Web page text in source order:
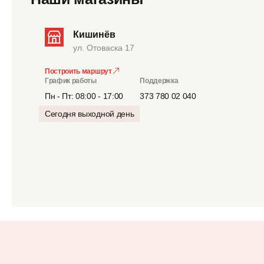
Кишинёв
ул. Отоваска 17
Построить маршрут
График работы
Пн - Пт: 08:00 - 17:00
Сегодня выходной день
Поддержка
373 780 02 040